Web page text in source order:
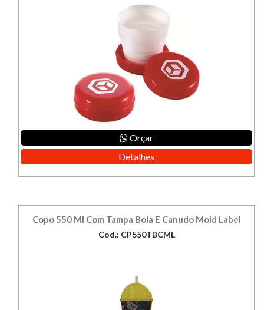
Orçar
Detalhes
Copo 550 Ml Com Tampa Bola E Canudo Mold Label
Cod.: CP550TBCML